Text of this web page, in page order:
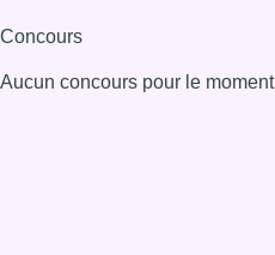
Concours
Aucun concours pour le moment